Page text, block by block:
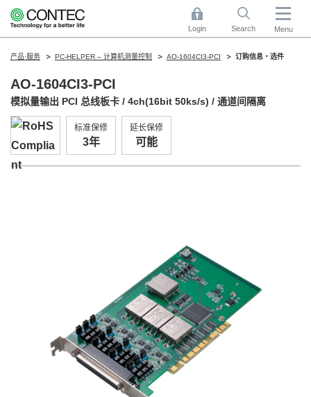
Login Search Menu
产品·服务 PC-HELPER – 计算机测量控制 AO-1604CI3-PCI 订购信息・选件
AO-1604CI3-PCI
模拟量输出 PCI 总线板卡 / 4ch(16bit 50ks/s) / 通道间隔离
标准保修
3年
延长保修
可能